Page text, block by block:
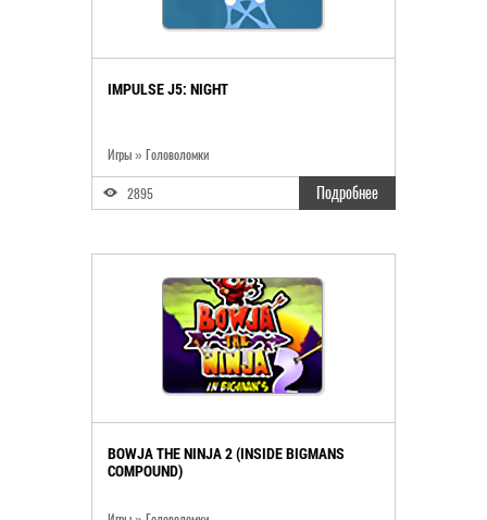
IMPULSE J5: NIGHT
Игры » Головоломки
2895 Подробнее
BOWJA THE NINJA 2 (INSIDE BIGMANS
COMPOUND)